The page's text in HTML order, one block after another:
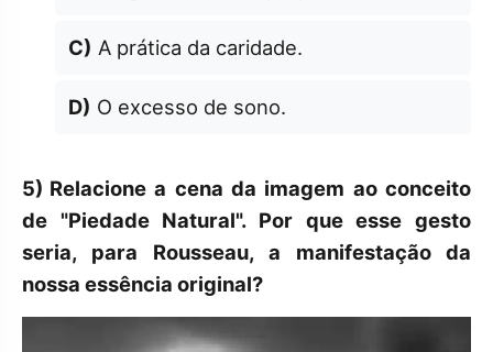
C) A prática da caridade.
D) O excesso de sono.
5) Relacione a cena da imagem ao conceito
de "Piedade Natural". Por que esse gesto
seria, para Rousseau, a manifestação da
nossa essência original?